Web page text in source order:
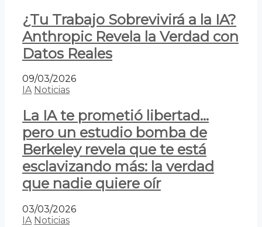
¿Tu Trabajo Sobrevivirá a la IA?
Anthropic Revela la Verdad con
Datos Reales
09/03/2026
IA Noticias
La IA te prometió libertad…
pero un estudio bomba de
Berkeley revela que te está
esclavizando más: la verdad
que nadie quiere oír
03/03/2026
IA Noticias